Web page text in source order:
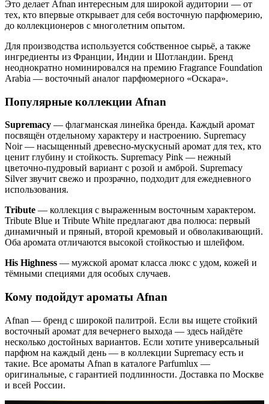
Это делает Afnan интересным для широкой аудитории — от
тех, кто впервые открывает для себя восточную парфюмерию,
до коллекционеров с многолетним опытом.
Для производства используется собственное сырьё, а также
ингредиенты из Франции, Индии и Шотландии. Бренд
неоднократно номинировался на премию Fragrance Foundation
Arabia — восточный аналог парфюмерного «Оскара».
Популярные коллекции Afnan
Supremacy — флагманская линейка бренда. Каждый аромат
посвящён отдельному характеру и настроению. Supremacy
Noir — насыщенный древесно-мускусный аромат для тех, кто
ценит глубину и стойкость. Supremacy Pink — нежный
цветочно-пудровый вариант с розой и амброй. Supremacy
Silver звучит свежо и прозрачно, подходит для ежедневного
использования.
Tribute — коллекция с выраженным восточным характером.
Tribute Blue и Tribute White предлагают два полюса: первый
динамичный и пряный, второй кремовый и обволакивающий.
Оба аромата отличаются высокой стойкостью и шлейфом.
His Highness — мужской аромат класса люкс с удом, кожей и
тёмными специями для особых случаев.
Кому подойдут ароматы Afnan
Afnan — бренд с широкой палитрой. Если вы ищете стойкий
восточный аромат для вечернего выхода — здесь найдёте
несколько достойных вариантов. Если хотите универсальный
парфюм на каждый день — в коллекции Supremacy есть и
такие. Все ароматы Afnan в каталоге Parfumlux —
оригинальные, с гарантией подлинности. Доставка по Москве
и всей России.